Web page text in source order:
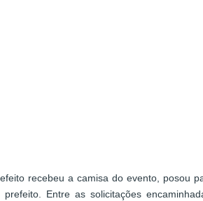
recebeu a camisa do evento, posou
Entre as solicitações